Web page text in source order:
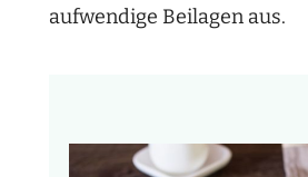
aufwendige Beilagen aus.